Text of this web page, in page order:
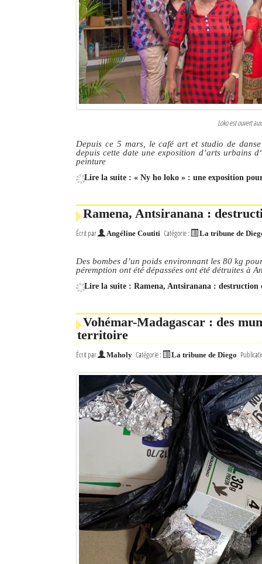
Le Nord de Madagascar
Sites touristiques
Diego Suarez Pratique
Les Petites Annonces
La Tribune de Diego en PDF
Loko est ouvert
Depuis ce 5 mars, le café art et studio de
depuis cette date une exposition d’arts urbains
peinture
Lire la suite : « Ny ho loko » : une exposition
Ramena, Antsiranana :
Écrit par Angéline Coutiti Catégorie : La tribune de
Des bombes d’un poids environnant les 80 kg
péremption ont été dépassées ont été détruites à
Lire la suite : Ramena, Antsiranana : destruction
Vohémar-Madagascar : des
territoire
Écrit par Maholy Catégorie : La tribune de Diego